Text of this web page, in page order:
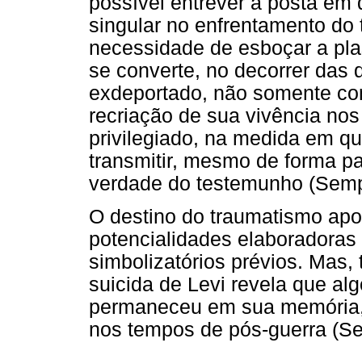
singular no enfrentamento
necessidade de esboçar a
se converte, no decorrer das
exdeportado, não somente
recriação de sua vivência
privilegiado, na medida em
transmitir, mesmo de forma
verdade do testemunho
O destino do traumatismo
potencialidades
simbolizatórios prévios.
suicida de Levi revela que
permaneceu em sua
nos tempos de pós-guerra